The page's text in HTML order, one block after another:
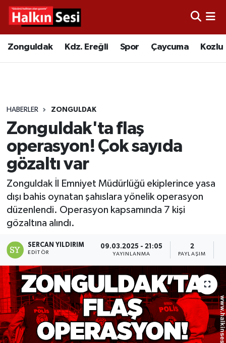
Zonguldak Kdz. Ereğli Spor Çaycuma Kozlu
HABERLER ZONGULDAK
Zonguldak'ta flaş
operasyon! Çok sayıda
gözaltı var
Zonguldak İl Emniyet Müdürlüğü ekiplerince yasa
dışı bahis oynatan şahıslara yönelik operasyon
düzenlendi. Operasyon kapsamında 7 kişi
gözaltına alındı.
SERCAN YILDIRIM
EDITÖR
09.03.2025 - 21:05
YAYINLANMA
2
PAYLAŞIM
Video
Çaycuma
Alaplı
Asayiş
Bartın
Karabük
Devrek
Bolu
ÇEVRE
BİLİM VE TEKNOLOJİ
Merkez Hava Durumu
Tüm Manşetler
Son Dakika Haberleri
Haber Arşivi